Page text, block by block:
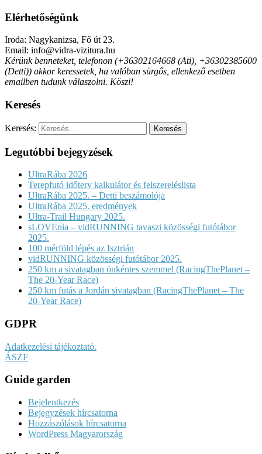
Elérhetőségünk
Iroda: Nagykanizsa, Fő út 23.
Email: info@vidra-vizitura.hu
Kérünk benneteket, telefonon (+36302164668 (Ati), +36302385600
(Detti)) akkor keressetek, ha valóban sürgős, ellenkező esetben
emailben tudunk válaszolni. Köszi!
Keresés
Keresés:
Legutóbbi bejegyzések
UltraRába 2026
Terepfutó időterv kalkulátor és felszereléslista
UltraRába 2025. – Detti beszámolója
UltraRába 2025. eredmények
Ultra-Trail Hungary 2025.
sLOVEnia – vidRUNNING tavaszi közösségi futótábor
2025.
100 mérföld lépés az Isztrián
vidRUNNING közösségi futótábor 2025.
250 km a sivatagban önkéntes szemmel (RacingThePlanet –
The 20-Year Race)
250 km futás a Jordán sivatagban (RacingThePlanet – The
20-Year Race)
GDPR
Adatkezelési tájékoztató.
ÁSZF
Guide garden
Bejelentkezés
Bejegyzések hírcsatorna
Hozzászólások hírcsatorna
WordPress Magyarország